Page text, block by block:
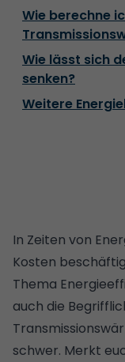
Wie berechne
Wie lässt sich
senken?
Weitere
In Zeiten von
Kosten
Thema
auch die
schwer. Merkt